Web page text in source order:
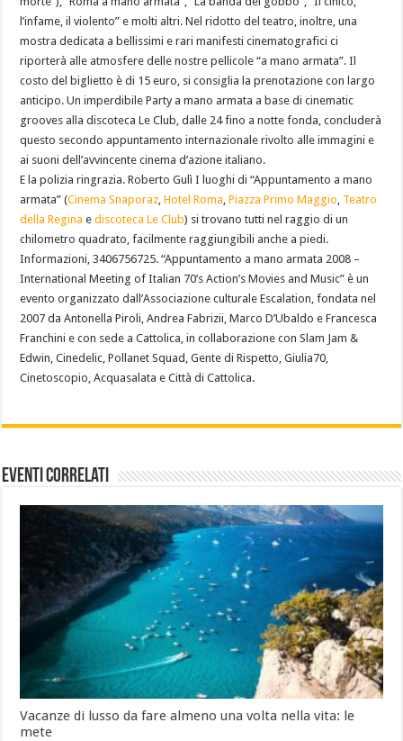
l’infame, il violento” e molti altri. Nel ridotto del teatro, inoltre, una
mostra dedicata a bellissimi e rari manifesti cinematografici ci
riporterà alle atmosfere delle nostre pellicole “a mano armata”. Il
costo del biglietto è di 15 euro, si consiglia la prenotazione con largo
anticipo. Un imperdibile Party a mano armata a base di cinematic
grooves alla discoteca Le Club, dalle 24 fino a notte fonda, concluderà
questo secondo appuntamento internazionale rivolto alle immagini e
ai suoni dell’avvincente cinema d’azione italiano.
E la polizia ringrazia. Roberto Gulì I luoghi di “Appuntamento a mano
armata” (Cinema Snaporaz,Hotel Roma,Piazza Primo Maggio, Teatro
della Regina ediscoteca Le Club) si trovano tutti nel raggio di un
chilometro quadrato, facilmente raggiungibili anche a piedi.
Informazioni, 3406756725. “Appuntamento a mano armata 2008 –
International Meeting of Italian 70’s Action’s Movies and Music” è un
evento organizzato dall’Associazione culturale Escalation, fondata nel
2007 da Antonella Piroli, Andrea Fabrizii, Marco D’Ubaldo e Francesca
Franchini e con sede a Cattolica, in collaborazione con Slam Jam &
Edwin, Cinedelic, Pollanet Squad, Gente di Rispetto, Giulia70,
Cinetoscopio, Acquasalata e Città di Cattolica.
Eventi Correlati
Vacanze di lusso da fare almeno una volta nella vita: le
mete